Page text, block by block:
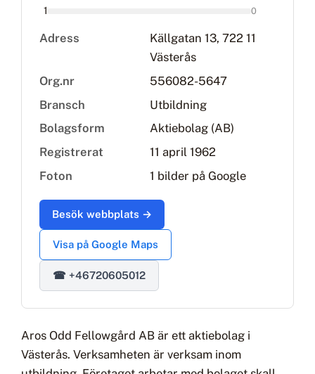
1 0
Adress
Källgatan 13, 722 11
Västerås
Org.nr
556082-5647
Bransch
Utbildning
Bolagsform
Aktiebolag (AB)
Registrerat
11 april 1962
Foton
1 bilder på Google
Besök webbplats →
Visa på Google Maps
☎ +46720605012
Aros Odd Fellowgård AB är ett aktiebolag i
Västerås. Verksamheten är verksam inom